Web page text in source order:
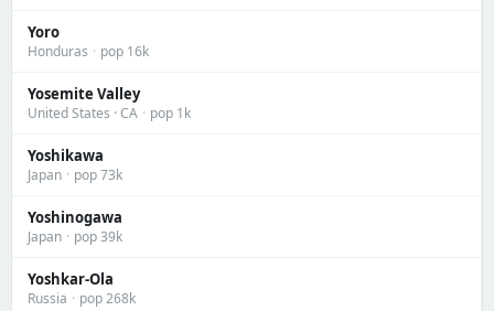
Yoro
Honduras · pop 16k
Yosemite Valley
United States · CA · pop 1k
Yoshikawa
Japan · pop 73k
Yoshinogawa
Japan · pop 39k
Yoshkar-Ola
Russia · pop 268k